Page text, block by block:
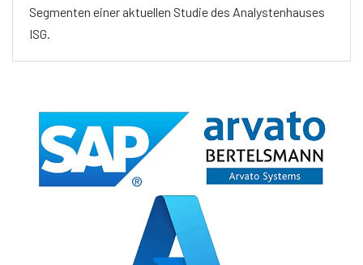
Segmenten einer aktuellen Studie des Analystenhauses
ISG.